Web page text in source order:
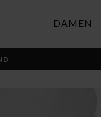
DAMEN